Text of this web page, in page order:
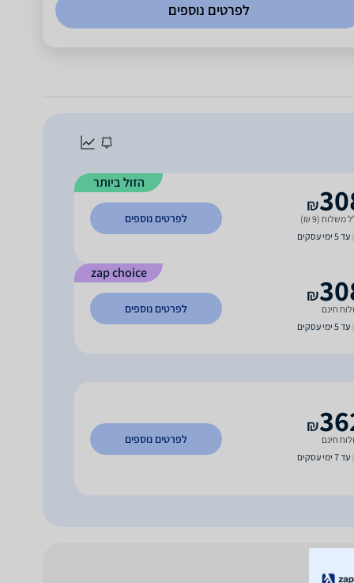
לפרטים נוספים
הזול ביותר
₪
משלוח (9 ₪)
עד 5 ימי עסקים
לפרטים נוספים
zap choice
₪
חינם
עד 5 ימי עסקים
לפרטים נוספים
₪
חינם
עד 7 ימי עסקים
לפרטים נוספים